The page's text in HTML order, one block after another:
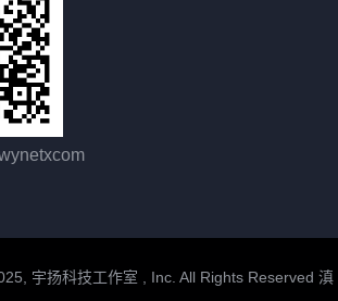
宇扬科技工作室 , Inc. All Rights Reserved 滇